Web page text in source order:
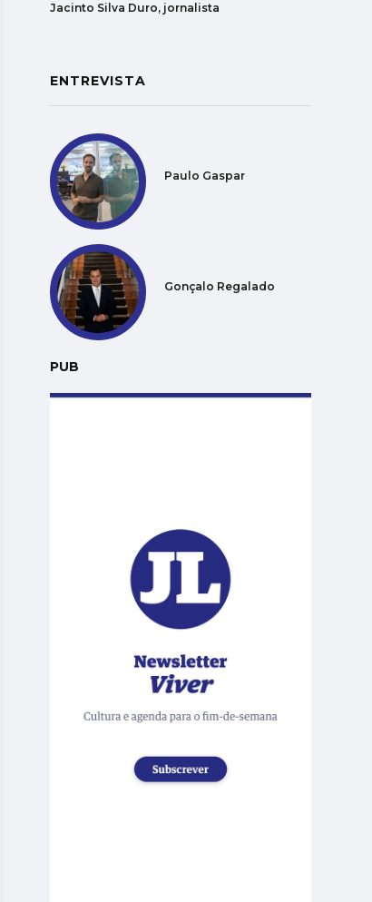
Jacinto Silva Duro, jornalista
ENTREVISTA
Paulo Gaspar
Gonçalo Regalado
PUB